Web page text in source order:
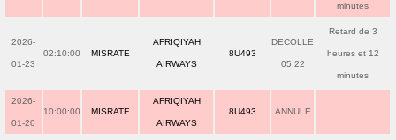
minutes
2026-
01-23
02:10:00 MISRATE
AFRIQIYAH
AIRWAYS
8U493
DECOLLE
05:22
Retard de 3
heures et 12
minutes
2026-
01-20
10:00:00 MISRATE
AFRIQIYAH
AIRWAYS
8U493 ANNULE